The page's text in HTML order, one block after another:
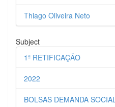
Thiago Oliveira Neto
Subject
1ª RETIFICAÇÃO
2022
BOLSAS DEMANDA